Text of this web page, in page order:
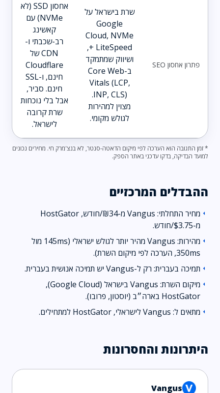
פתרון אחסון SEO
שרת בישראל על
Google
Cloud, NVMe
+ LiteSpeed,
ושיווק שמתמקד
ב-Core Web
Vitals (LCP,
INP, CLS).
מצוין למהירות
לגולש מקומי.
אחסון SSD (לא
NVMe) עם
קאשינג
רב-שכבתי ו-
CDN של
Cloudflare
חינם, ו-SSL
חינם. סביר,
אבל בלי נוכחות
שרת קרובה
לישראל.
* זמן התגובה הוא הערכה לפי מיקום הדאטה-סנטר, לא בנצ'מרק חי. מחירים נכונים
למועד הבדיקה, בדקו עדכני באתר הספק.
ההבדלים המרכזיים
arrow_left
מחיר התחלתי: Vangus מ-₪34/חודש, HostGator
מ-$3.75/חודש.
arrow_left
מהירות: Vangus מהיר יותר לגולש ישראלי (145ms מול
350ms, הערכה לפי מיקום השרת).
arrow_left תמיכה בעברית: רק ל-Vangus יש תמיכה אנושית בעברית.
arrow_left
מיקום השרת: Vangus בישראל (Google Cloud),
HostGator בארה״ב (יוסטון, פרובו).
arrow_left מתאים ל: Vangus לישראלי, HostGator למתחילים.
היתרונות והחסרונות
Vangus